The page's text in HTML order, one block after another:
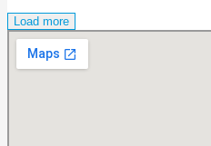
Load more